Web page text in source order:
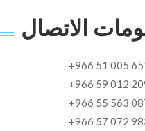
الاتصال
+966 51 005
+966 59 012
+966 55 563
+966 57 072